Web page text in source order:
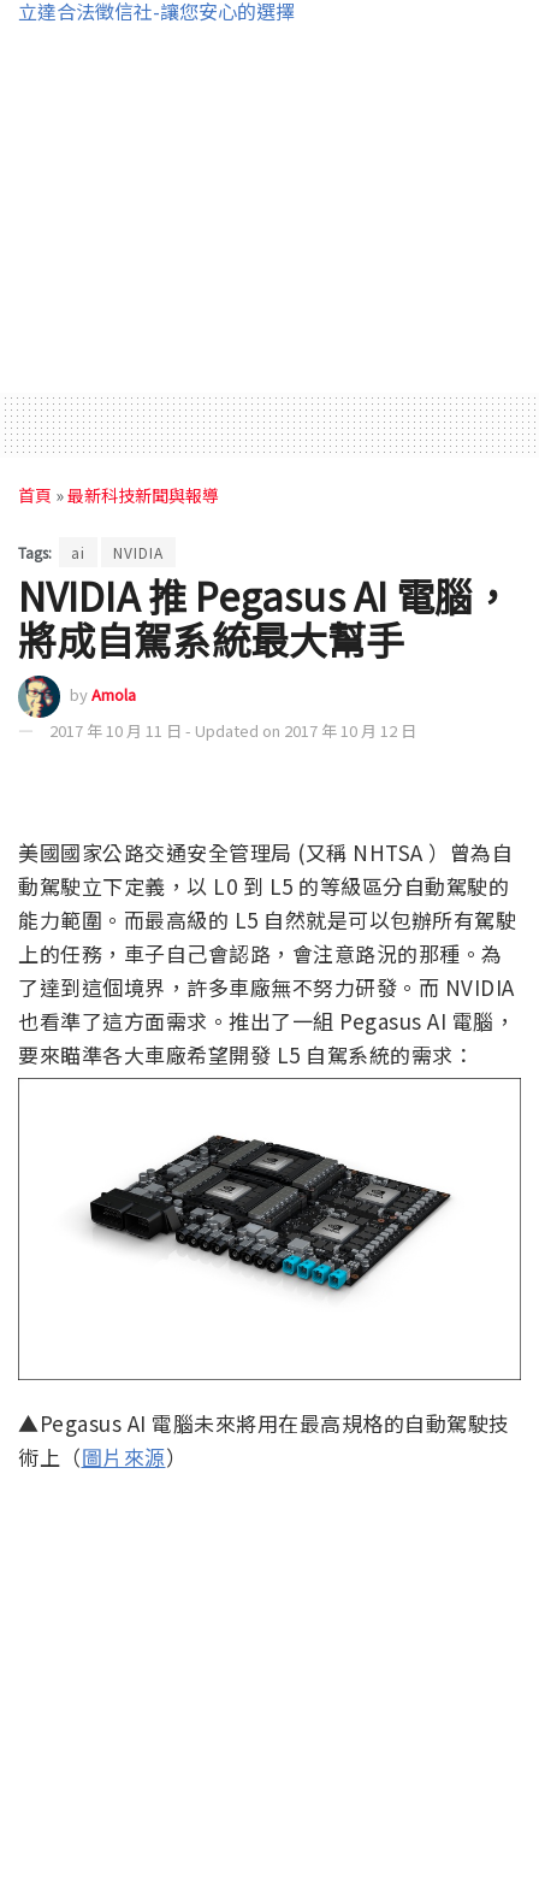
立達合法徵信社-讓您安心的選擇
首頁 »最新科技新聞與報導
Tags: ai NVIDIA
NVIDIA 推 Pegasus AI 電腦，
將成自駕系統最大幫手
byAmola
2017 年 10 月 11 日 - Updated on 2017 年 10 月 12 日
美國國家公路交通安全管理局 (又稱 NHTSA ）曾為自
動駕駛立下定義，以 L0 到 L5 的等級區分自動駕駛的
能力範圍。而最高級的 L5 自然就是可以包辦所有駕駛
上的任務，車子自己會認路，會注意路況的那種。為
了達到這個境界，許多車廠無不努力研發。而 NVIDIA
也看準了這方面需求。推出了一組 Pegasus AI 電腦，
要來瞄準各大車廠希望開發 L5 自駕系統的需求：
▲Pegasus AI 電腦未來將用在最高規格的自動駕駛技
術上（圖片來源）